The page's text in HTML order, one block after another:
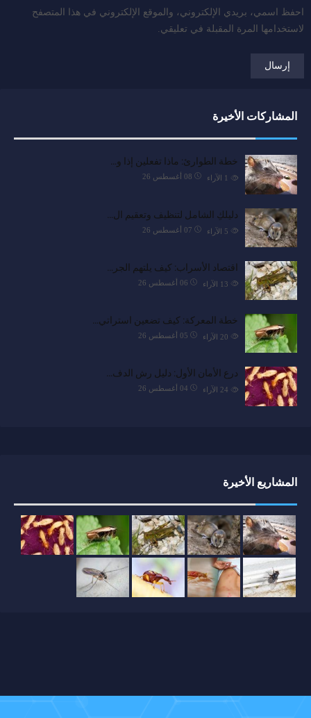
احفظ اسمي، بريدي الإلكتروني، والموقع الإلكتروني في هذا المتصفح
لاستخدامها المرة المقبلة في تعليقي.
المشاركات الأخيرة
خطة الطوارئ: ماذا تفعلين إذا و…
08 أغسطس 26 الآراء
دليلكِ الشامل لتنظيف وتعقيم ال…
07 أغسطس 26 الآراء
اقتصاد الأسراب: كيف يلتهم الجر…
06 أغسطس 26 الآراء
خطة المعركة: كيف تضعين استراتي…
05 أغسطس 26 الآراء
درع الأمان الأول: دليل رش الدف…
04 أغسطس 26 الآراء
المشاريع الأخيرة